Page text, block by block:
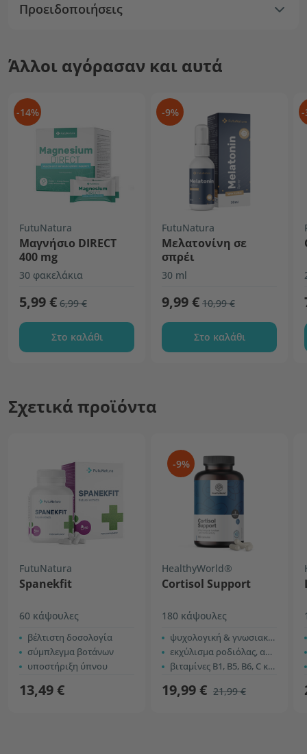
Προειδοποιήσεις
Άλλοι αγόρασαν και αυτά
-14%
FutuNatura
Μαγνήσιο DIRECT
400 mg
30 φακελάκια
5,99 € 6,99 €
Στο καλάθι
-9%
FutuNatura
Μελατονίνη σε
σπρέι
30 ml
9,99 € 10,99 €
Στο καλάθι
-
Σχετικά προϊόντα
FutuNatura
Spanekfit
60 κάψουλες
βέλτιστη δοσολογία
σύμπλεγμα βοτάνων
υποστήριξη ύπνου
13,49 €
-9%
HealthyWorld®
Cortisol Support
180 κάψουλες
ψυχολογική & γνωσιακή λειτουργία
εκχύλισμα ροδιόλας, ασβάγκαντα
βιταμίνες B1, B5, B6, C και ψευδάργυρος
19,99 € 21,99 €